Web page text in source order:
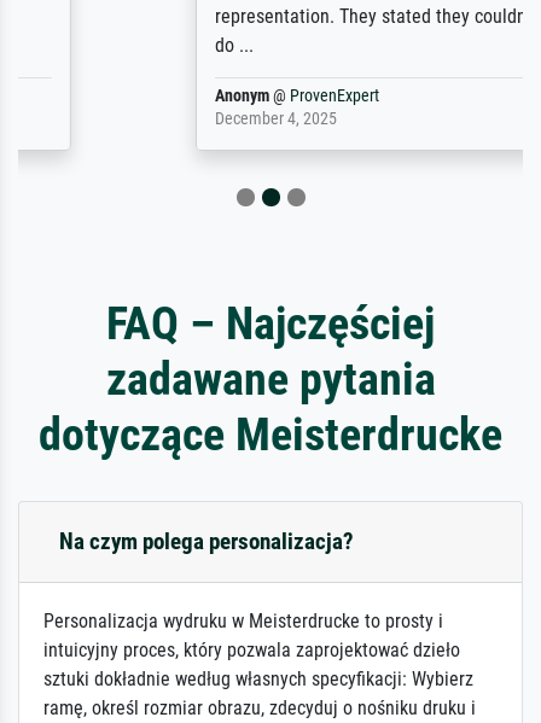
representation. They stated they couldn't
ProvenExpert
December 4, 2025
FAQ – Najczęściej
zadawane pytania
dotyczące Meisterdrucke
Na czym polega personalizacja?
Personalizacja wydruku w Meisterdrucke to prosty i
intuicyjny proces, który pozwala zaprojektować dzieło
sztuki dokładnie według własnych specyfikacji: Wybierz
ramę, określ rozmiar obrazu, zdecyduj o nośniku druku i